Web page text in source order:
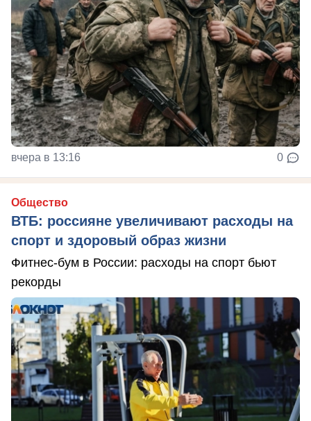
вчера в 13:16 0
Общество
ВТБ: россияне увеличивают расходы на
спорт и здоровый образ жизни
Фитнес-бум в России: расходы на спорт бьют
рекорды